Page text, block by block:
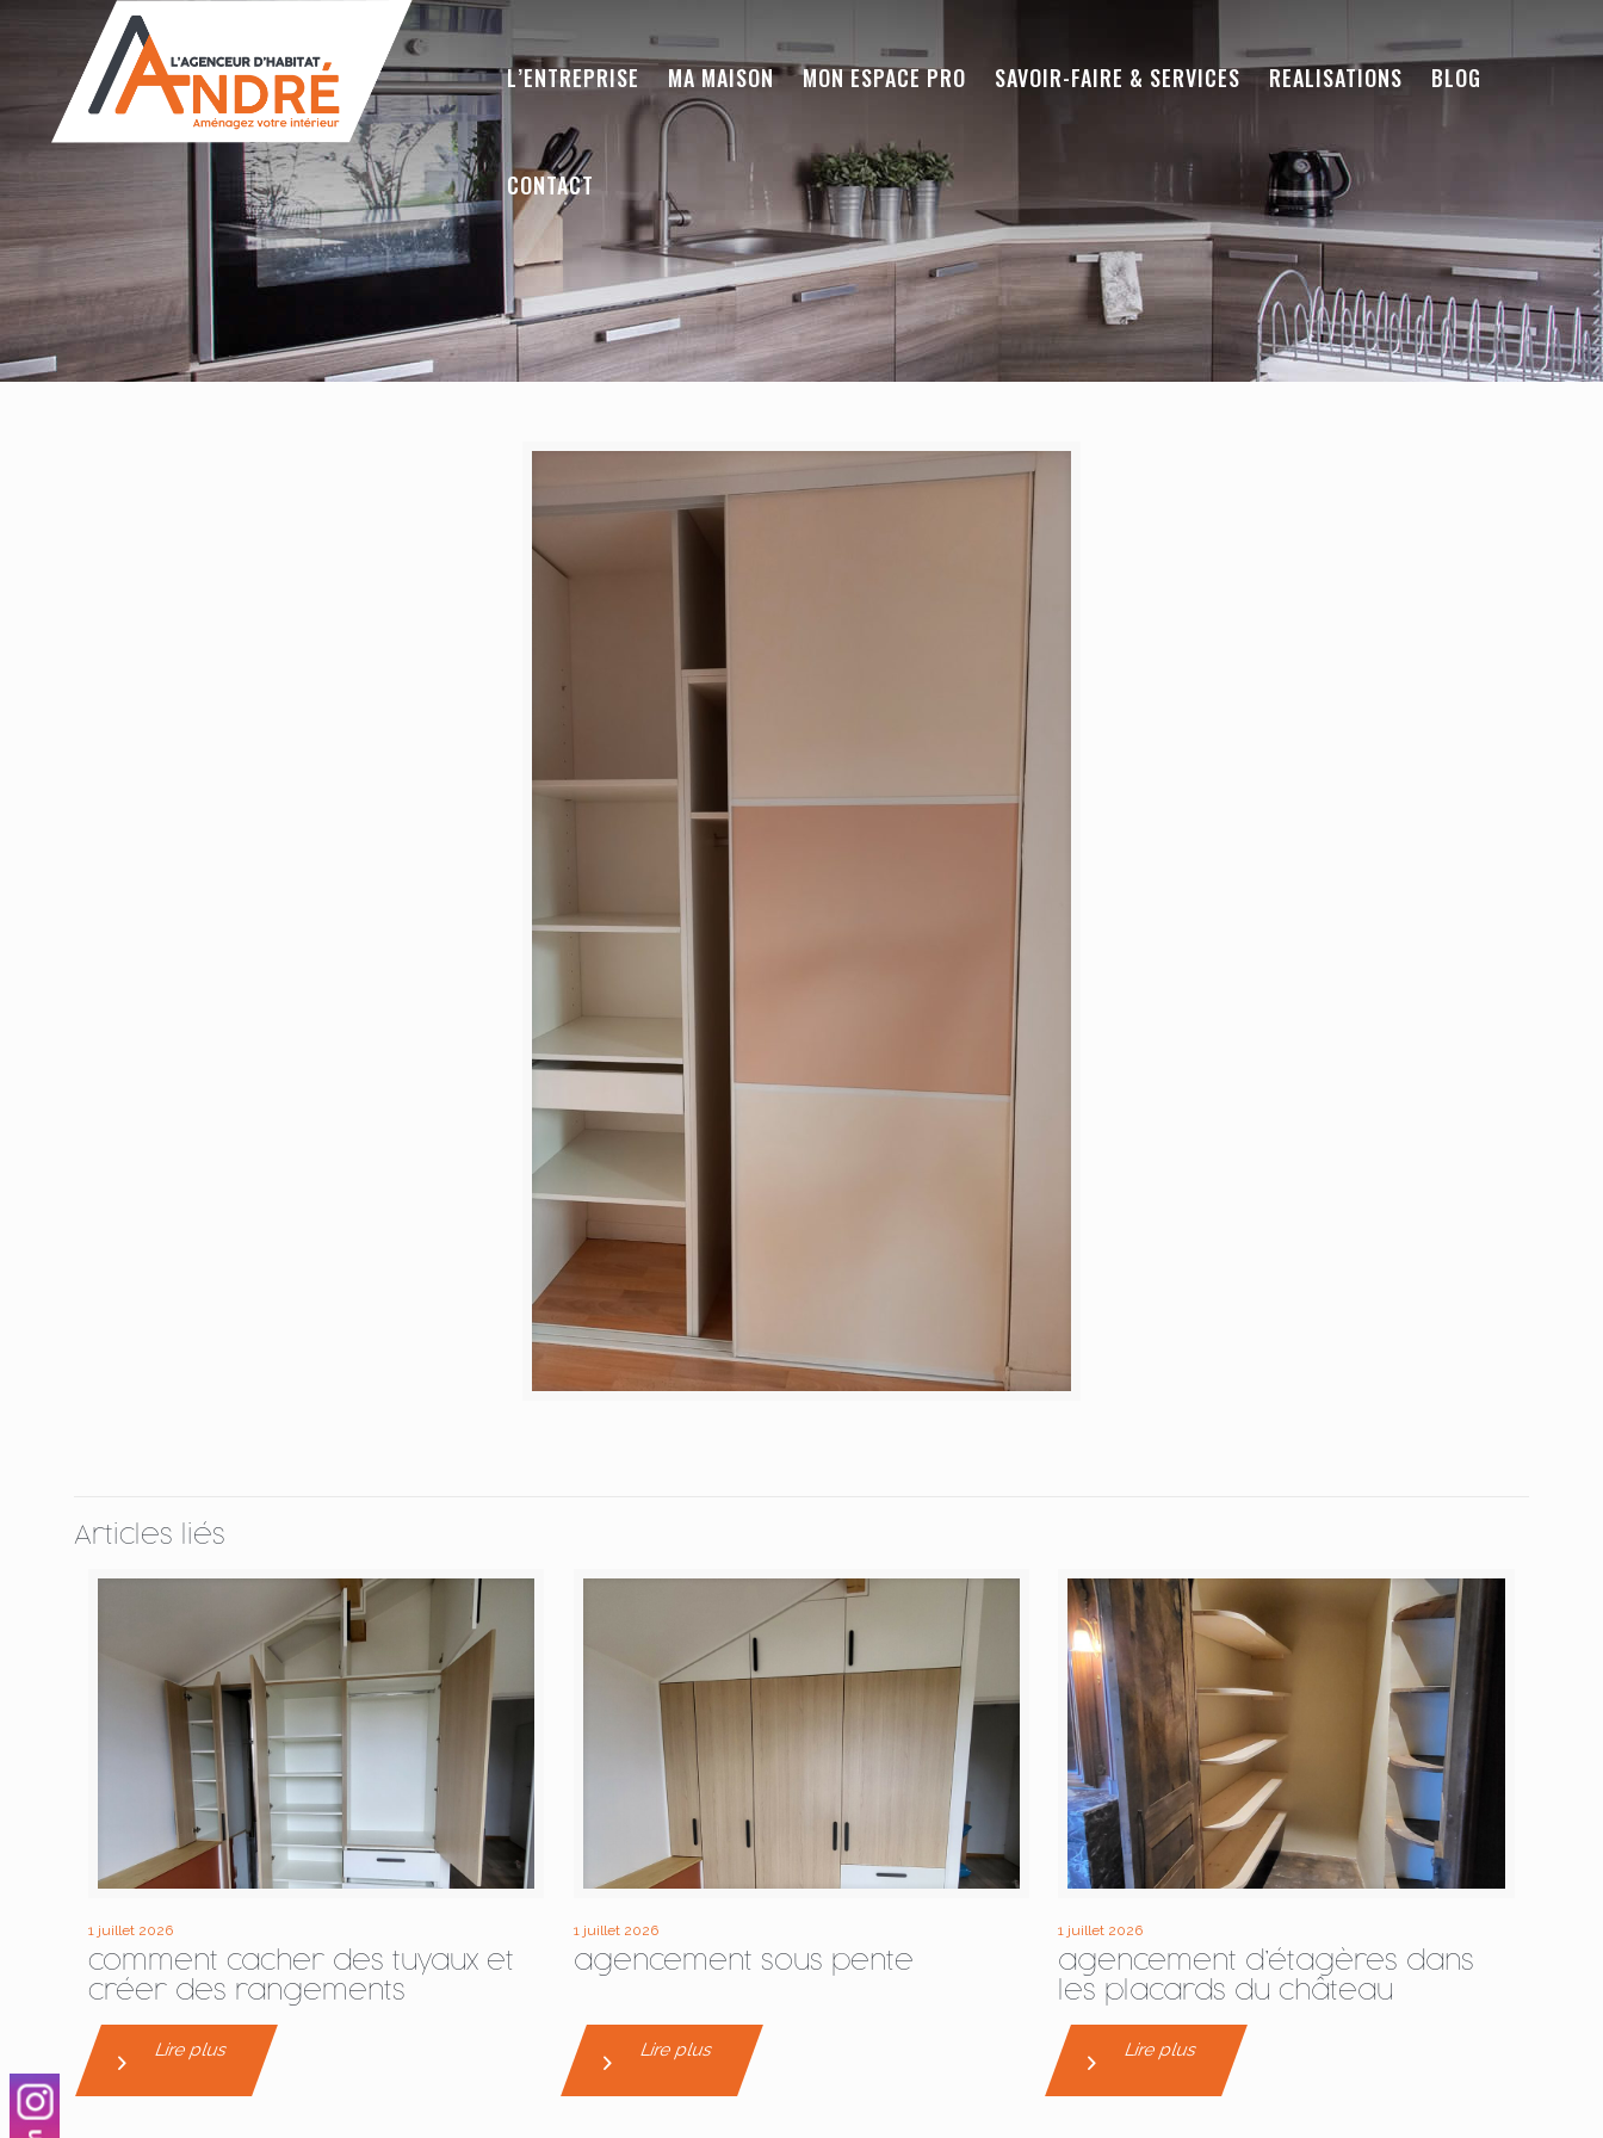
L’ENTREPRISE MA MAISON MON ESPACE PRO SAVOIR-FAIRE & SERVICES REALISATIONS BLOG
CONTACT
Articles liés
1 juillet 2026
comment cacher des tuyaux et
créer des rangements
Lire plus
1 juillet 2026
agencement sous pente
Lire plus
1 juillet 2026
agencement d’étagères dans
les placards du château
Lire plus